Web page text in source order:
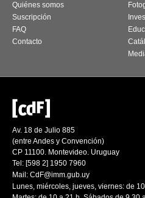
Quiénes somos
Suscripción
FAQ
Contacto
Av. 18 de Julio 885
(entre Andes y Convención)
CP 11100. Montevideo. Uruguay
Tel: [598 2] 1950 7960
Mail: CdF@imm.gub.uy
Lunes, miércoles, jueves, viernes: de